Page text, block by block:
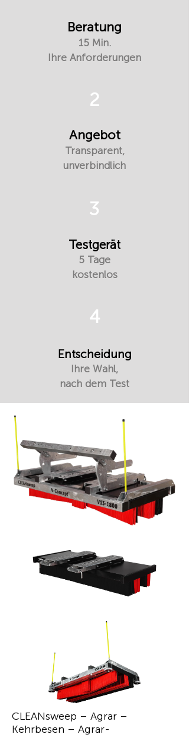
Beratung
15 Min.
Ihre Anforderungen
2
Angebot
Transparent,
unverbindlich
3
Testgerät
5 Tage
kostenlos
4
Entscheidung
Ihre Wahl,
nach dem Test
CLEANsweep – Agrar –
Kehrbesen – Agrar-